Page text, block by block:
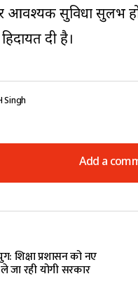
आवश्यक सुविधा सुलभ
दी है।
Singh
Add a
Add a
be published.
शिक्षा प्रशासन को नए
रही योगी सरकार